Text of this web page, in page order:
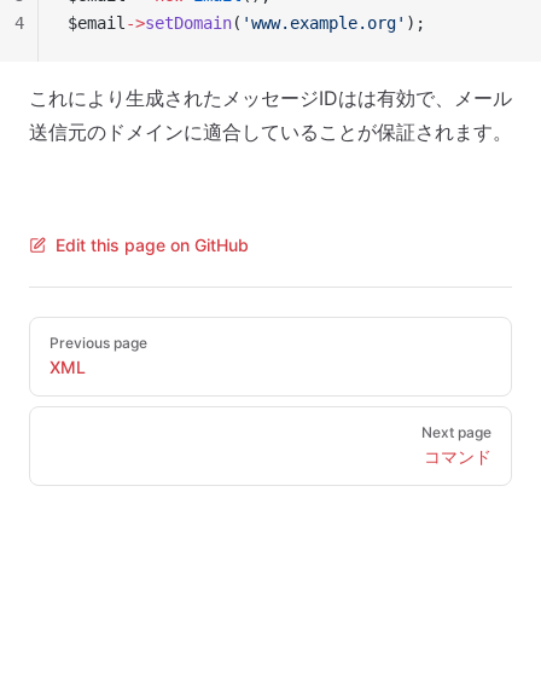
$email ->setDomain( 'www.example.org' );
4
これにより生成されたメッセージIDはは有効で、メール
送信元のドメインに適合していることが保証されます。
Edit this page on GitHub
Pager
Previous page
XML
Next page
コマンド